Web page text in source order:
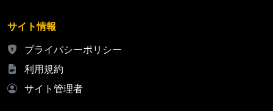
サイト情報
プライバシーポリシー
利用規約
サイト管理者